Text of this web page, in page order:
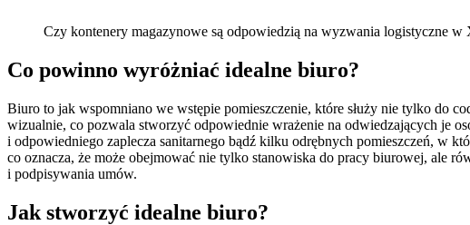
Czy kontenery magazynowe są odpowiedzią na wyzwania logistyczne w
Co powinno wyróżniać idealne biuro?
Biuro to jak wspomniano we wstępie pomieszczenie, które służy nie tylko do
wizualnie, co pozwala stworzyć odpowiednie wrażenie na odwiedzających je
i odpowiedniego zaplecza sanitarnego bądź kilku odrębnych pomieszczeń, w
co oznacza, że może obejmować nie tylko stanowiska do pracy biurowej, ale
i podpisywania umów.
Jak stworzyć idealne biuro?